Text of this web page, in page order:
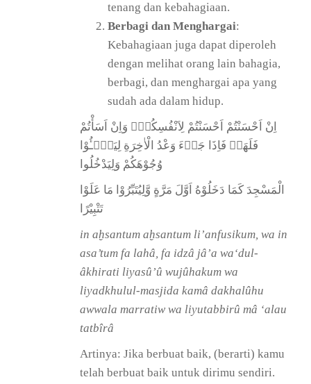
tenang dan kebahagiaan.
Berbagi dan Menghargai:
Kebahagiaan juga dapat diperoleh
dengan melihat orang lain bahagia,
berbagi, dan menghargai apa yang
sudah ada dalam hidup.
اِنْ اَحْسَنْتُمْ اَحْسَنْتُمْ لِاَنْفُسِكُمْۗ وَاِنْ اَسَأْتُمْ
فَلَهَاۗ فَاِذَا جَاۤءَ وَعْدُ الْاٰخِرَةِ لِيَسٗۤـُٔوْا
وُجُوْهَكُمْ وَلِيَدْخُلُوا
الْمَسْجِدَ كَمَا دَخَلُوْهُ اَوَّلَ مَرَّةٍ وَّلِيُتَبِّرُوْا مَا عَلَوْا
تَتْبِيْرًا
in aḫsantum aḫsantum li’anfusikum, wa in
asa’tum fa lahâ, fa idzâ jâ’a wa‘dul-
âkhirati liyasû’û wujûhakum wa
liyadkhulul-masjida kamâ dakhalûhu
awwala marratiw wa liyutabbirû mâ ‘alau
tatbîrâ
Artinya: Jika berbuat baik, (berarti) kamu
telah berbuat baik untuk dirimu sendiri.